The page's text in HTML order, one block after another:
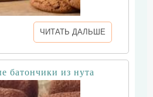
ЧИТАТЬ ДАЛЬШЕ
батончики из нута